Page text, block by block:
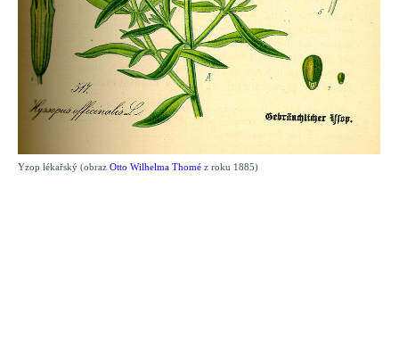
Yzop lékařský (obraz Otto Wilhelma Thomé z roku 1885)